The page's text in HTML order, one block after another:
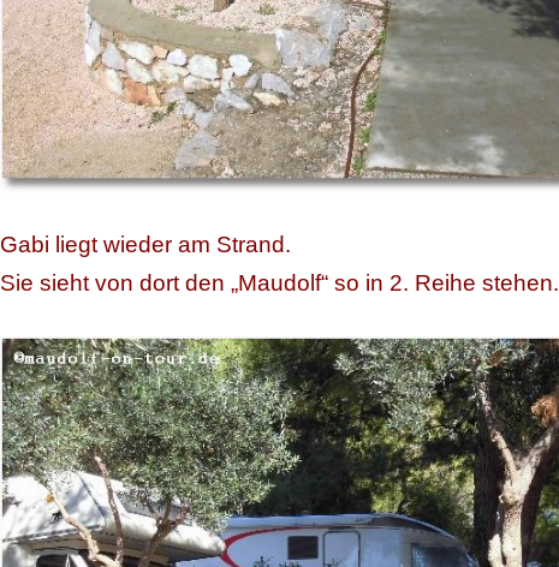
Gabi liegt wieder am Strand.
Sie sieht von dort den „Maudolf“ so in 2. Reihe stehen.